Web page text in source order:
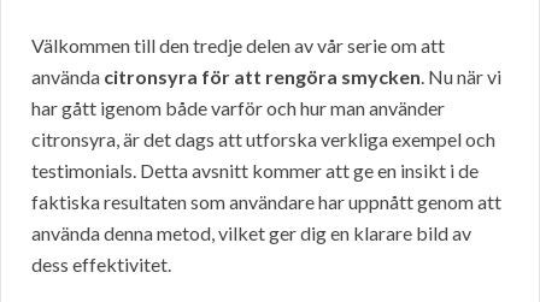
Välkommen till den tredje delen av vår serie om att
använda citronsyra för att rengöra smycken. Nu när vi
har gått igenom både varför och hur man använder
citronsyra, är det dags att utforska verkliga exempel och
testimonials. Detta avsnitt kommer att ge en insikt i de
faktiska resultaten som användare har uppnått genom att
använda denna metod, vilket ger dig en klarare bild av
dess effektivitet.